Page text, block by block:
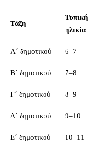
Τάξη
Τυπική
ηλικία
Α΄ δημοτικού 6–7
Β΄ δημοτικού 7–8
Γ΄ δημοτικού 8–9
Δ΄ δημοτικού 9–10
Ε΄ δημοτικού 10–11